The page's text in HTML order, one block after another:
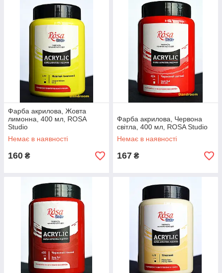
Фарба акрилова, Жовта
лимонна, 400 мл, ROSA
Studio
Немає в наявності
160 ₴
Фарба акрилова, Червона
світла, 400 мл, ROSA Studio
Немає в наявності
167 ₴